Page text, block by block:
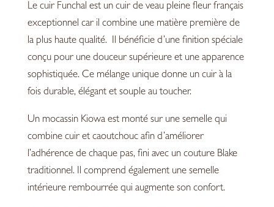
Brown
Le cuir Funchal est un cuir de veau pleine fleur français
exceptionnel car il combine une matière première de
la plus haute qualité. Il bénéficie d’une finition spéciale
conçu pour une douceur supérieure et une apparence
sophistiquée. Ce mélange unique donne un cuir à la
fois durable, élégant et souple au toucher.
Un mocassin Kiowa est monté sur une semelle qui
combine cuir et caoutchouc afin d’améliorer
l’adhérence de chaque pas, fini avec un couture Blake
traditionnel. Il comprend également une semelle
intérieure rembourrée qui augmente son confort.